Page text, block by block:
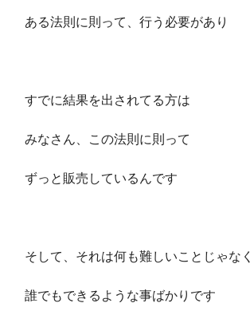
ある法則に則って、行う必要があり
すでに結果を出されてる方は
みなさん、この法則に則って
ずっと販売しているんです
そして、それは何も難しいことじゃなく
誰でもできるような事ばかりです